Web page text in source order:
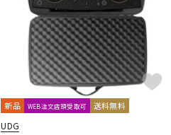
新品 WEB注文店頭受取可 送料無料
UDG